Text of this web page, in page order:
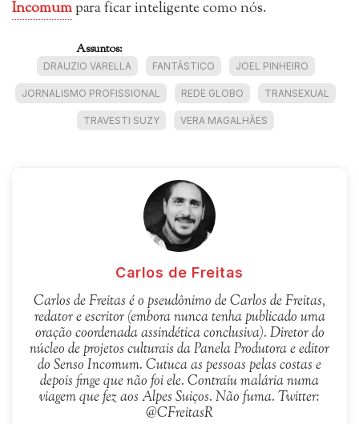
Incomumpara ficar inteligente como nós.
Assuntos:
DRAUZIO VARELLA FANTÁSTICO JOEL PINHEIRO
JORNALISMO PROFISSIONAL REDE GLOBO TRANSEXUAL
TRAVESTI SUZY VERA MAGALHÃES
Carlos de Freitas
Carlos de Freitas é o pseudônimo de Carlos de Freitas,
redator e escritor (embora nunca tenha publicado uma
oração coordenada assindética conclusiva). Diretor do
núcleo de projetos culturais da Panela Produtora e editor
do Senso Incomum. Cutuca as pessoas pelas costas e
depois finge que não foi ele. Contraiu malária numa
viagem que fez aos Alpes Suiços. Não fuma. Twitter:
@CFreitasR